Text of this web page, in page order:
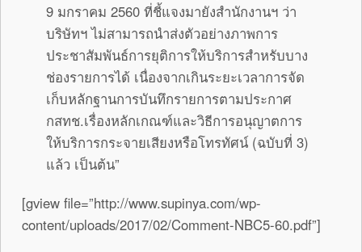
9 มกราคม 2560 ที่ชี้แจงมายังสำนักงานฯ ว่า
บริษัทฯ ไม่สามารถนำส่งตัวอย่างภาพการ
ประชาสัมพันธ์การยุติการให้บริการสำหรับบาง
ช่องรายการได้ เนื่องจากเกินระยะเวลาการจัด
เก็บหลักฐานการบันทึกรายการตามประกาศ
กสทช.เรื่องหลักเกณฑ์และวิธีการอนุญาตการ
ให้บริการกระจายเสียงหรือโทรทัศน์ (ฉบับที่ 3)
แล้ว เป็นต้น”
[gview file=”http://www.supinya.com/wp-
content/uploads/2017/02/Comment-NBC5-60.pdf”]